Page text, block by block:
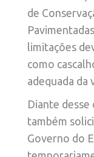
de
limitações
como
adequada da
Diante
também
Governo do